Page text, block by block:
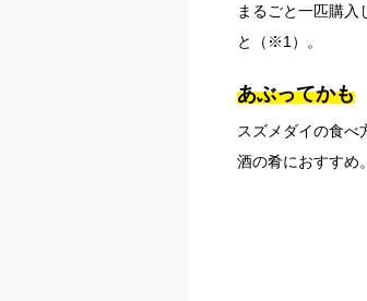
まるごと一匹購
と（※1）。
あぶってかも
スズメダイの食べ
酒の肴におすすめ。